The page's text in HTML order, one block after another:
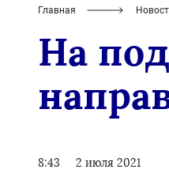
Главная
На
8:43 2 июля 2021